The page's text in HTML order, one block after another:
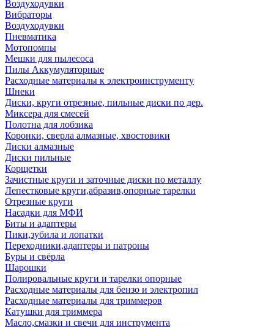
Воздуходувки
Вибраторы
Воздуходувки
Пневматика
Мотопомпы
Мешки для пылесоса
Пилы Аккумуляторные
Расходные материалы к электроинструменту
Шнеки
Диски, круги отрезные, пильные диски по дер.
Миксера для смесей
Полотна для лобзика
Коронки, сверла алмазные, хвостовики
Диски алмазные
Диски пильные
Корщетки
Зачистные круги и заточные диски по металлу
Лепестковые круги,абразив,опорные тарелки
Отрезные круги
Насадки для МФИ
Биты и адаптеры
Пики,зубила и лопатки
Переходники,адаптеры и патроны
Буры и свёрла
Шарошки
Полировальные круги и тарелки опорные
Расходные материалы для бензо и электропил
Расходные материалы для триммеров
Катушки для триммера
Масло,смазки и свечи для инструмента